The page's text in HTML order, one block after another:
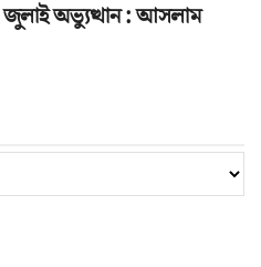
জুলাই অভ্যুত্থান : আসলাম